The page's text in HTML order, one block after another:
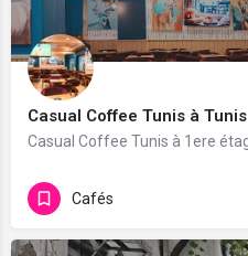
Casual Coffee Tunis à Tunis
Cafés